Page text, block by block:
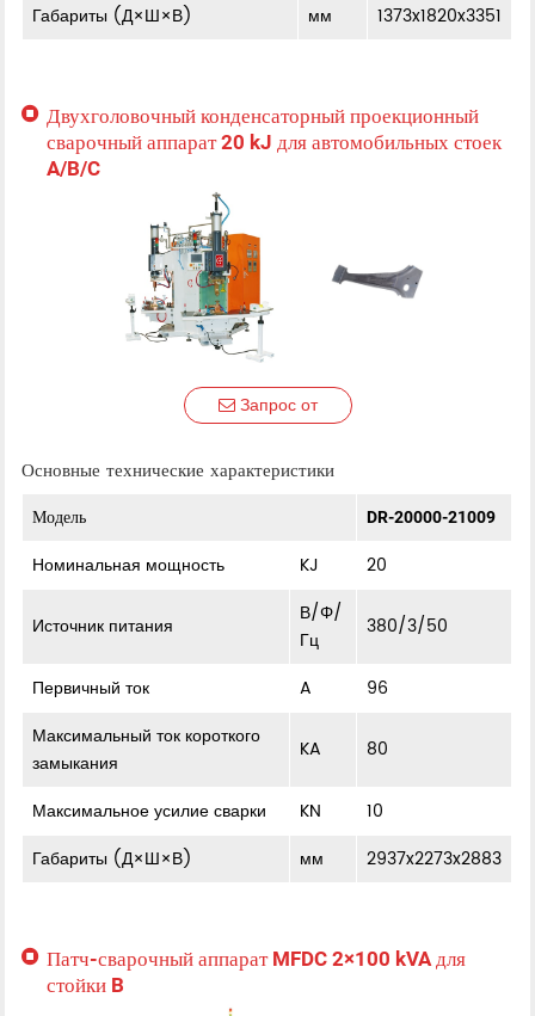
Габариты (Д×Ш×В)
мм 1373x1820x3351
Двухголовочный конденсаторный проекционный
сварочный аппарат 20 kJ для автомобильных стоек
A/B/C
Запрос от
Основные технические характеристики
Модель DR-20000-21009
Номинальная мощность KJ 20
Источник питания
В/Φ/
Гц
380/3/50
Первичный ток A
96
Максимальный ток короткого
замыкания
KA 80
Максимальное усилие сварки KN
10
Габариты (Д×Ш×В)
мм 2937x2273x2883
Патч-сварочный аппарат MFDC 2×100 kVA для
стойки B